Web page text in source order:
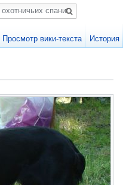
Просмотр вики-текста История